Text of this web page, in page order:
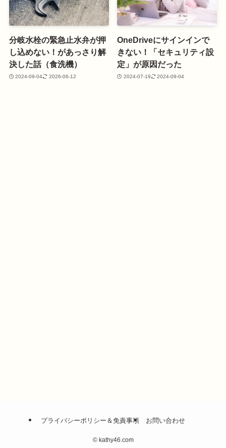
分岐水栓の緊急止水弁が押
し込めない！があっさり解
決した話（食洗機）
2024-09-04 2026-06-12
OneDriveにサインインで
きない！「セキュリティ設
定」が原因だった
2024-07-19 2024-09-04
プライバシーポリシー＆免責事項 お問い合わせ
©kathy46.com